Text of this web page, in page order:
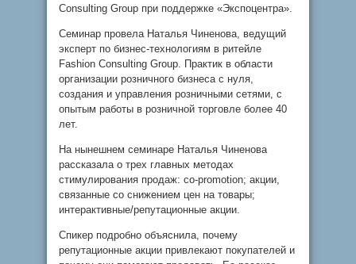
Consulting Group при поддержке «Экспоцентра».
Семинар провела Наталья Чиненова, ведущий
эксперт по бизнес-технологиям в ритейле
Fashion Consulting Group. Практик в области
организации розничного бизнеса с нуля,
создания и управления розничными сетями, с
опытым работы в розничной торговле более 40
лет.
На нынешнем семинаре Наталья Чиненова
рассказала о трех главных методах
стимулирования продаж: co-promotion; акции,
связанные со снижением цен на товары;
интерактивные/репутационные акции.
Спикер подробно объяснила, почему
репутационные акции привлекают покупателей и